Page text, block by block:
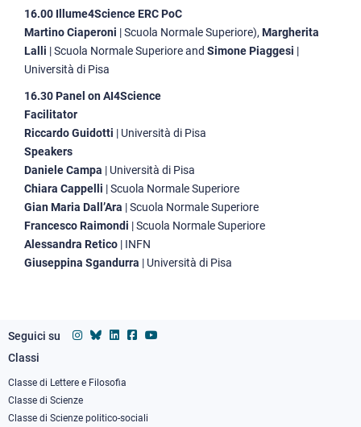
16.00 Illume4Science ERC PoC
Martino Ciaperoni | Scuola Normale Superiore), Margherita
Lalli | Scuola Normale Superiore and Simone Piaggesi |
Università di Pisa
16.30 Panel on AI4Science
Facilitator
Riccardo Guidotti | Università di Pisa
Speakers
Daniele Campa | Università di Pisa
Chiara Cappelli | Scuola Normale Superiore
Gian Maria Dall’Ara | Scuola Normale Superiore
Francesco Raimondi | Scuola Normale Superiore
Alessandra Retico | INFN
Giuseppina Sgandurra | Università di Pisa
Seguici su
Footer
column
1
Classi
Classe di Lettere e Filosofia
Classe di Scienze
Classe di Scienze politico-sociali